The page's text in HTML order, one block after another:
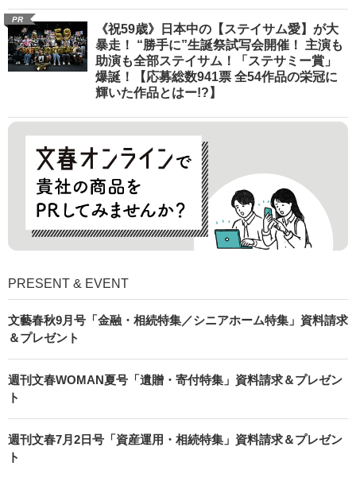
PR
《祝59歳》日本中の【ステイサム愛】が大
暴走！ “勝手に”生誕祭試写会開催！ 主演も
助演も全部ステイサム！「ステサミー賞」
爆誕！【応募総数941票 全54作品の栄冠に
輝いた作品とはー!?】
PRESENT & EVENT
文藝春秋9月号「金融・相続特集／シニアホーム特集」資料請求
＆プレゼント
週刊文春WOMAN夏号「遺贈・寄付特集」資料請求＆プレゼン
ト
週刊文春7月2日号「資産運用・相続特集」資料請求＆プレゼン
ト